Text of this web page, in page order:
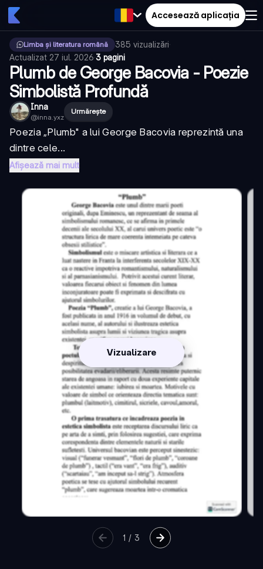
Accesează aplicația
Limba și literatura română 385 vizualizări·
Actualizat 27 iul. 2026·3 pagini
Plumb de George Bacovia - Poezie
Simbolistă Profundă
Inna
@inna.yxz
Urmărește
Poezia „Plumb" a lui George Bacovia reprezintă una
dintre cele...
Afișează mai mult
Vizualizare
1 / 3